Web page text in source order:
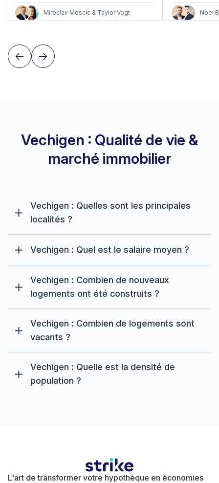
Miroslav Mescic & Taylor Vogt Noel
Vechigen : Qualité de vie &
marché immobilier
Vechigen : Quelles sont les principales
localités ?
Vechigen : Quel est le salaire moyen ?
Vechigen : Combien de nouveaux
logements ont été construits ?
Vechigen : Combien de logements sont
vacants ?
Vechigen : Quelle est la densité de
population ?
L'art de transformer votre hypothèque en économies